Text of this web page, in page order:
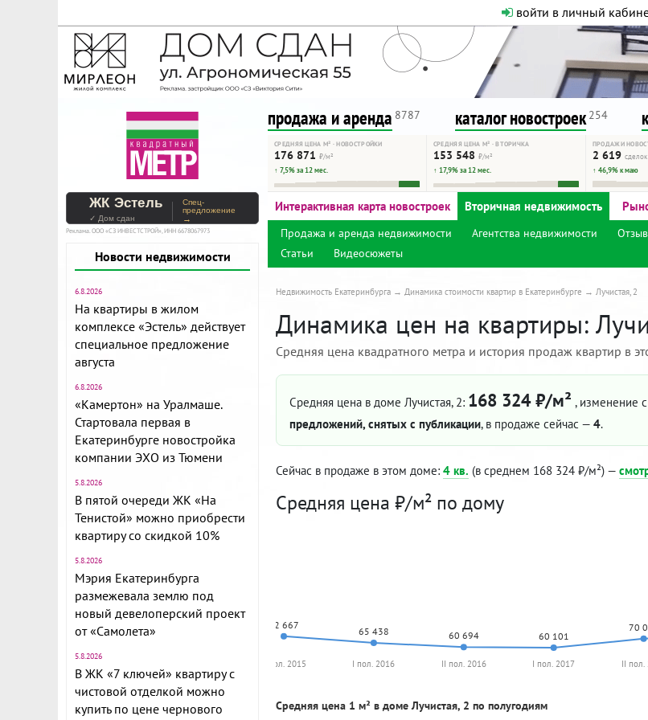
войти в личный
На Метре реклама - только нормальная. Никакого
Помогайте независимому ресурсу, как он помогает
продажа и аренда 8787 каталог новостроек 254
СРЕДНЯЯ ЦЕНА М² · НОВОСТРОЙКИ
176 871 ₽/м²
↑ 7,5% за 12 мес.
СРЕДНЯЯ ЦЕНА М² · ВТОРИЧКА
153 548 ₽/м²
↑ 17,9% за 12 мес.
ПРОДАЖИ
2 619 сделок
↑ 46,9% к маю
ЖК Эстель
✓ Дом сдан
Спец-
предложение
→
Реклама. ООО «СЗ ИНВЕСТСТРОЙ», ИНН 6678067973
Новости недвижимости
6.8.2026
На квартиры в жилом
комплексе «Эстель» действует
специальное предложение
августа
6.8.2026
«Камертон» на Уралмаше.
Стартовала первая в
Екатеринбурге новостройка
компании ЭХО из Тюмени
5.8.2026
В пятой очереди ЖК «На
Тенистой» можно приобрести
квартиру со скидкой 10%
5.8.2026
Мэрия Екатеринбурга
размежевала землю под
новый девелоперский проект
от «Самолета»
5.8.2026
В ЖК «7 ключей» квартиру с
чистовой отделкой можно
купить по цене чернового
Интерактивная карта новостроек Вторичная недвижимость
Продажа и аренда недвижимости Агентства недвижимости
Статьи
Видеосюжеты
Недвижимость Екатеринбурга Динамика стоимости квартир в Екатеринбурге Лучистая, 2
Динамика цен на квартиры:
Средняя цена квадратного метра и история продаж квартир в
Средняя цена в доме Лучистая, 2: 168 324 ₽/м² , изменение
предложений, снятых с публикации, в продаже сейчас — 4.
Сейчас в продаже в этом доме: 4 кв. (в среднем 168 324 ₽/м²) —
Средняя цена ₽/м² по дому
72 667
65 438 60 694 60 101
70
II пол. 2015 I пол. 2016 II пол. 2016 I пол. 2017 II пол.
Средняя цена 1 м² в доме Лучистая, 2 по полугодиям